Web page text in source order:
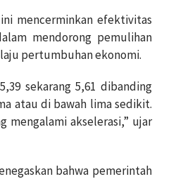
mencerminkan efektivitas
mendorong pemulihan
pertumbuhan ekonomi.
sekarang 5,61 dibanding
atau di bawah lima sedikit.
mengalami akselerasi,” ujar
bahwa pemerintah